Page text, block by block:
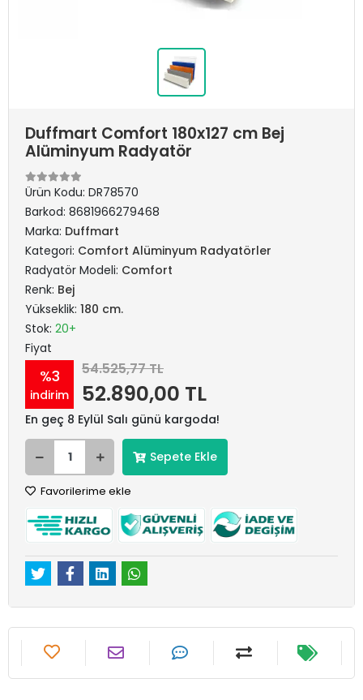
Duffmart Comfort 180x127 cm Bej
Alüminyum Radyatör
Ürün Kodu: DR78570
Barkod: 8681966279468
Marka: Duffmart
Kategori: Comfort Alüminyum Radyatörler
Radyatör Modeli: Comfort
Renk: Bej
Yükseklik: 180 cm.
Stok: 20+
Fiyat
%3
indirim
54.525,77 TL
52.890,00 TL
En geç 8 Eylül Salı günü kargoda!
Sepete Ekle
Favorilerime ekle